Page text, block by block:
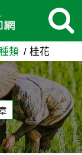
類 桂花